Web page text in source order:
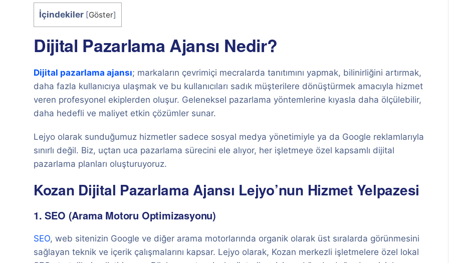
İçindekiler [Göster]
Dijital Pazarlama Ajansı Nedir?
Dijital pazarlama ajansı; markaların çevrimiçi mecralarda tanıtımını yapmak, bilinirliğini artırmak,
daha fazla kullanıcıya ulaşmak ve bu kullanıcıları sadık müşterilere dönüştürmek amacıyla hizmet
veren profesyonel ekiplerden oluşur. Geleneksel pazarlama yöntemlerine kıyasla daha ölçülebilir,
daha hedefli ve maliyet etkin çözümler sunar.
Lejyo olarak sunduğumuz hizmetler sadece sosyal medya yönetimiyle ya da Google reklamlarıyla
sınırlı değil. Biz, uçtan uca pazarlama sürecini ele alıyor, her işletmeye özel kapsamlı dijital
pazarlama planları oluşturuyoruz.
Kozan Dijital Pazarlama Ajansı Lejyo’nun Hizmet Yelpazesi
1. SEO (Arama Motoru Optimizasyonu)
SEO, web sitenizin Google ve diğer arama motorlarında organik olarak üst sıralarda görünmesini
sağlayan teknik ve içerik çalışmalarını kapsar. Lejyo olarak, Kozan merkezli işletmelere özel lokal